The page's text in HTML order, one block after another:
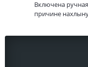
Включена
причине